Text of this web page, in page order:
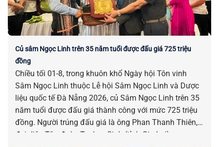
Củ sâm Ngọc Linh trên 35 năm tuổi được đấu giá 725 triệu
đồng
Chiều tối 01-8, trong khuôn khổ Ngày hội Tôn vinh
Sâm Ngọc Linh thuộc Lễ hội Sâm Ngọc Linh và Dược
liệu quốc tế Đà Nẵng 2026, củ Sâm Ngọc Linh trên 35
năm tuổi được đấu giá thành công với mức 725 triệu
đồng. Người trúng đấu giá là ông Phan Thanh Thiên,
đại diện Tập đoàn Trường Sinh (tỉnh Gia Lai).